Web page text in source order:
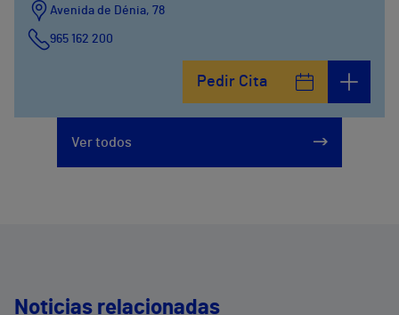
Avenida de Dénia, 78
965 162 200
Pedir Cita
Ver todos
Noticias relacionadas